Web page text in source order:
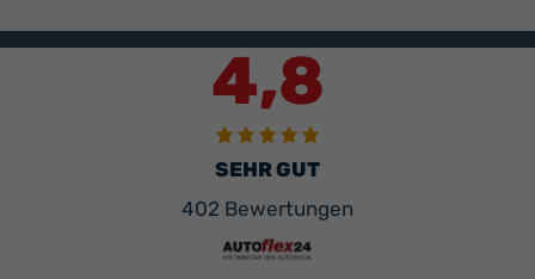
4,8
SEHR GUT
402 Bewertungen